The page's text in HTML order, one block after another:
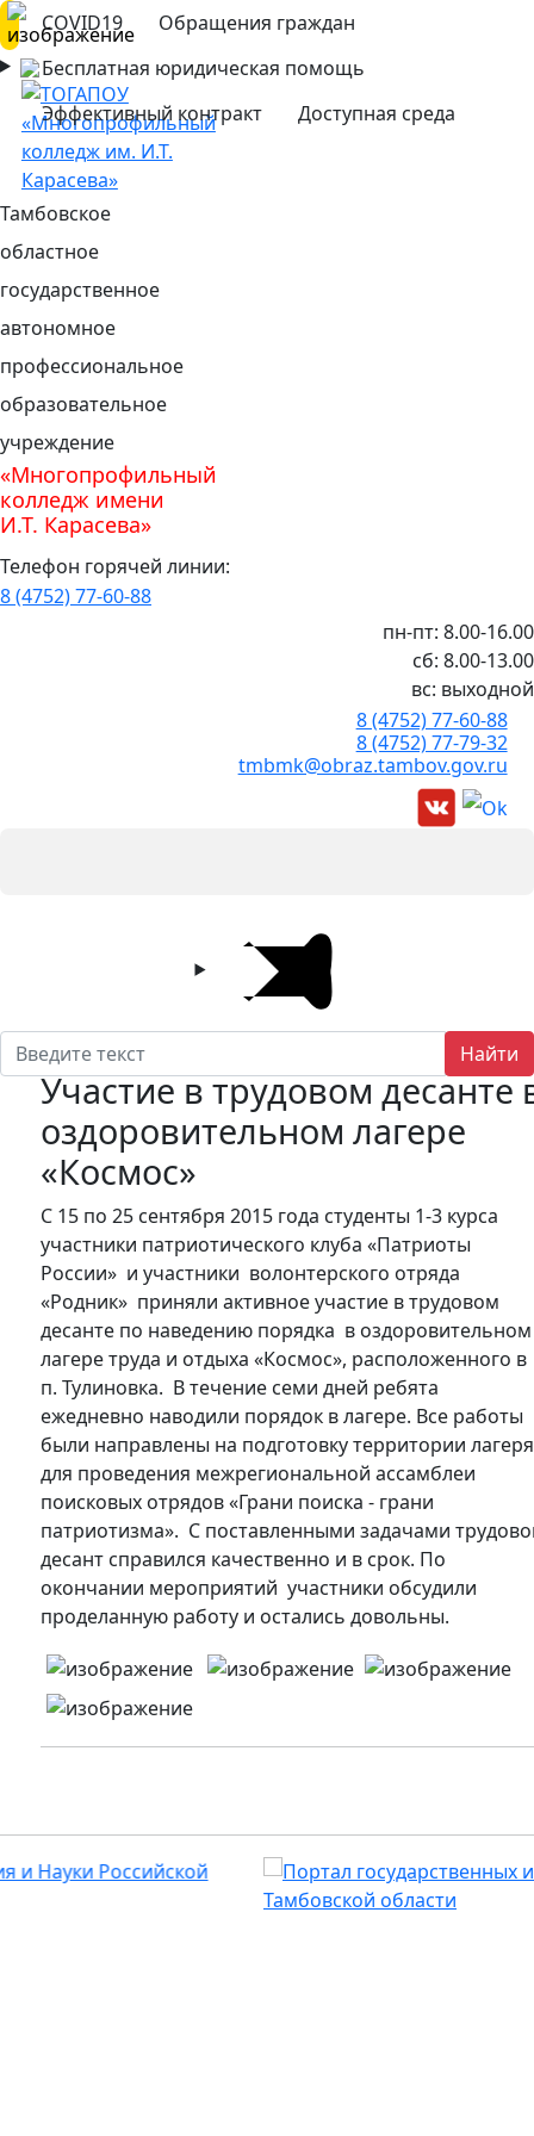
COVID19
Обращения граждан
Бесплатная юридическая помощь
Эффективный контракт
Доступная среда
Тамбовское
областное
государственное
автономное
профессиональное
образовательное
учреждение
«Многопрофильный
колледж имени
И.Т. Карасева»
Телефон горячей линии:
8 (4752) 77-60-88
пн-пт: 8.00-16.00
сб: 8.00-13.00
вс: выходной
8 (4752) 77-60-88
8 (4752) 77-79-32
tmbmk@obraz.tambov.gov.ru
Найти
Участие в трудовом десанте
оздоровительном лагере
«Космос»
С 15 по 25 сентября 2015 года студенты 1-3 курса
участники патриотического клуба «Патриоты
России» и участники волонтерского отряда
«Родник» приняли активное участие в трудовом
десанте по наведению порядка в
лагере труда и отдыха «Космос», расположенного в
п. Тулиновка. В течение семи дней ребята
ежедневно наводили порядок в лагере. Все работы
были направлены на подготовку территории лагеря
для проведения межрегиональной ассамблеи
поисковых отрядов «Грани поиска - грани
патриотизма». С поставленными задачами
десант справился качественно и в срок. По
окончании мероприятий участники обсудили
проделанную работу и остались довольны.